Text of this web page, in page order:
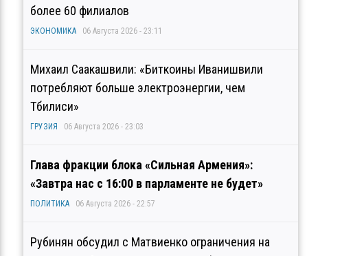
более 60 филиалов
ЭКОНОМИКА 06 Августа 2026 - 23:11
Михаил Саакашвили: «Биткоины Иванишвили
потребляют больше электроэнергии, чем
Тбилиси»
ГРУЗИЯ 06 Августа 2026 - 23:03
Глава фракции блока «Сильная Армения»:
«Завтра нас с 16:00 в парламенте не будет»
ПОЛИТИКА 06 Августа 2026 - 22:57
Рубинян обсудил с Матвиенко ограничения на